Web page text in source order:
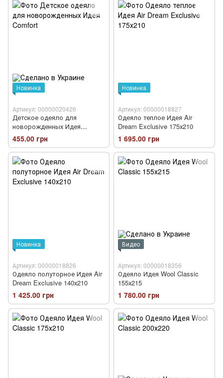
Новинка
Артикул: 00000020426
Детское одеяло для
новорожденных Идея
Comfort
455.00 грн
Новинка
Артикул: 00000018827
Одеяло теплое Идея Air
Dream Exclusive 175х210
1 695.00 грн
Новинка
Артикул: 00000018826
Одеяло полуторное Идея Air
Dream Exclusive 140х210
1 425.00 грн
Видео
Артикул: 00000018356
Одеяло Идея Wool Classic
155х215
1 780.00 грн